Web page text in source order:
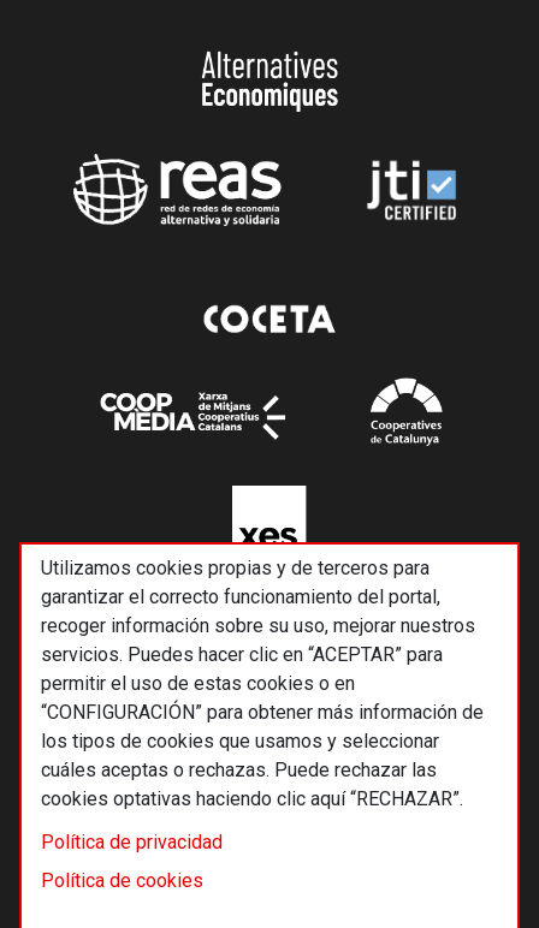
Utilizamos cookies propias y de terceros para
garantizar el correcto funcionamiento del portal,
recoger información sobre su uso, mejorar nuestros
servicios. Puedes hacer clic en “ACEPTAR” para
permitir el uso de estas cookies o en
“CONFIGURACIÓN” para obtener más información de
los tipos de cookies que usamos y seleccionar
cuáles aceptas o rechazas. Puede rechazar las
cookies optativas haciendo clic aquí “RECHAZAR”.
Política de privacidad
Política de cookies
© 2026 Alternativas económicas SCCL
Footer
Términos y condiciones de uso